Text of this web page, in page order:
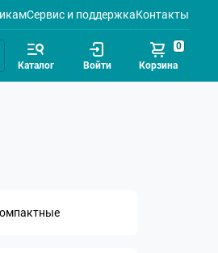
Сервис и поддержкаКонтакты
Каталог Войти Корзина
0